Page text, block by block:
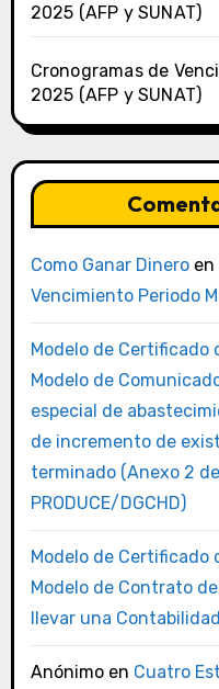
2025 (AFP y SUNAT)
Cronogramas de
2025 (AFP y SUNAT)
Como Ganar Dineroen
Vencimiento Periodo
Modelo de Certificado
Modelo de
especial de
de incremento de
terminado (Anexo 2
PRODUCE/DGCHD)
Modelo de Certificado
Modelo de Contrato
llevar una
Anónimoen Cuatro